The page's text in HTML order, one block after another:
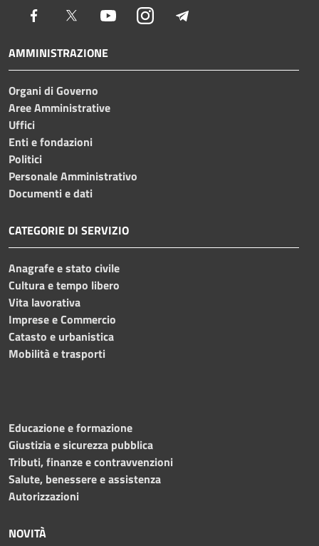
Facebook Twitter YoutubeInstagram
AMMINISTRAZIONE
Organi di Governo
Aree Amministrative
Uffici
Enti e fondazioni
Politici
Personale Amministrativo
Documenti e dati
CATEGORIE DI SERVIZIO
Anagrafe e stato civile
Cultura e tempo libero
Vita lavorativa
Imprese e Commercio
Catasto e urbanistica
Mobilità e trasporti
Educazione e formazione
Giustizia e sicurezza pubblica
Tributi, finanze e contravvenzioni
Salute, benessere e assistenza
Autorizzazioni
NOVITÀ